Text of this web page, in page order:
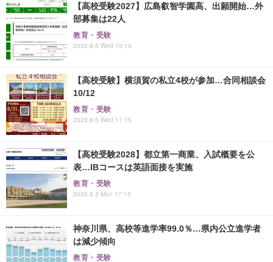
【高校受験2027】広島叡智学園高、出願開始…外
部募集は22人
教育・受験
2026.8.5 Wed 16:15
【高校受験】横須賀の私立4校が参加…合同相談会
10/12
教育・受験
2026.8.5 Wed 11:15
【高校受験2028】都立第一商業、入試概要を公
表…IBコースは英語面接を実施
教育・受験
2026.8.3 Mon 17:15
神奈川県、高校等進学率99.0％…県内公立進学者
は減少傾向
教育・受験